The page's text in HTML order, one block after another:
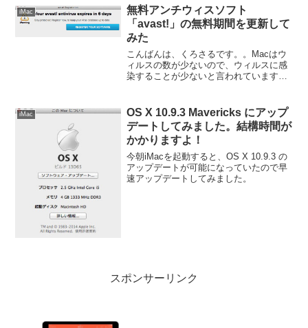
ったんです。でも、既にもうモニタがな
く...
iMac
無料アンチウィスソフト
「avast!」の無料期間を更新して
みた
こんばんは、くろさるです。。Macはウ
ィルスの数が少ないので、ウィルスに感
染することが少ないと言われていますが
ンチウィルスソフトの「avast!」を使っ
ていたんですが、...
iMac
OS X 10.9.3 Mavericks にアップ
デートしてみました。結構時間が
かかりますよ！
今朝iMacを起動すると、OS X 10.9.3 の
アップデートが可能になっていたので早
速アップデートしてみました。
スポンサーリンク